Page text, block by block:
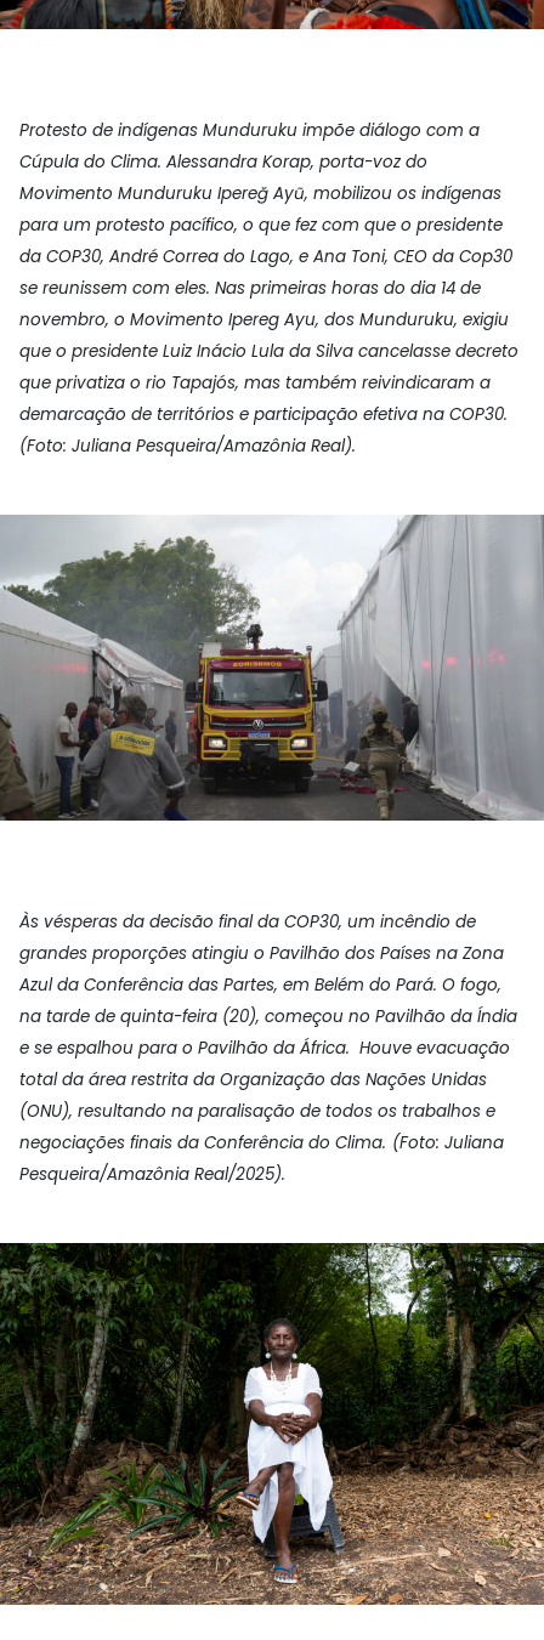
Protesto de indígenas Munduruku impõe diálogo com a
Cúpula do Clima. Alessandra Korap, porta-voz do
Movimento Munduruku Ipereğ Ayũ, mobilizou os indígenas
para um protesto pacífico, o que fez com que o presidente
da COP30, André Correa do Lago, e Ana Toni, CEO da Cop30
se reunissem com eles. Nas primeiras horas do dia 14 de
novembro, o Movimento Ipereg Ayu, dos Munduruku, exigiu
que o presidente Luiz Inácio Lula da Silva cancelasse decreto
que privatiza o rio Tapajós, mas também reivindicaram a
demarcação de territórios e participação efetiva na COP30.
(Foto: Juliana Pesqueira/Amazônia Real).
Às vésperas da decisão final da COP30, um incêndio de
grandes proporções atingiu o Pavilhão dos Países na Zona
Azul da Conferência das Partes, em Belém do Pará. O fogo,
na tarde de quinta-feira (20), começou no Pavilhão da Índia
e se espalhou para o Pavilhão da África. Houve evacuação
total da área restrita da Organização das Nações Unidas
(ONU), resultando na paralisação de todos os trabalhos e
negociações finais da Conferência do Clima. (Foto: Juliana
Pesqueira/Amazônia Real/2025).